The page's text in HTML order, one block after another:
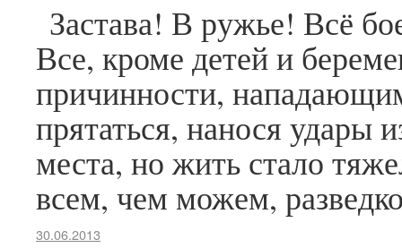
Застава! В ружье! Всё
Все, кроме детей и
причинности,
прятаться, нанося удары
места, но жить стало
всем, чем можем,
30.06.2013